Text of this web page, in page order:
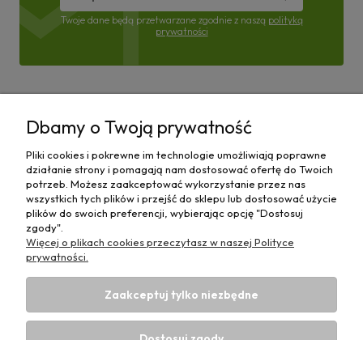
Twoje dane będą przetwarzane zgodnie z naszą polityką
prywatności
Moje konto
Płatności i dostawa
Informacje
O nas
Dbamy o Twoją prywatność
Pliki cookies i pokrewne im technologie umożliwiają poprawne
działanie strony i pomagają nam dostosować ofertę do Twoich
potrzeb. Możesz zaakceptować wykorzystanie przez nas
wszystkich tych plików i przejść do sklepu lub dostosować użycie
plików do swoich preferencji, wybierając opcję "Dostosuj
zgody".
Więcej o plikach cookies przeczytasz w naszej Polityce
prywatności.
Zaakceptuj tylko niezbędne